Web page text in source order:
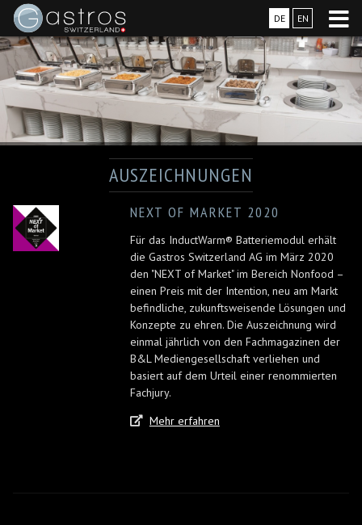
DE EN
AUSZEICHNUNGEN
NEXT OF MARKET 2020
Für das InductWarm® Batteriemodul erhält
die Gastros Switzerland AG im März 2020
den "NEXT of Market" im Bereich Nonfood –
einen Preis mit der Intention, neu am Markt
befindliche, zukunftsweisende Lösungen und
Konzepte zu ehren. Die Auszeichnung wird
einmal jährlich von den Fachmagazinen der
B&L Mediengesellschaft verliehen und
basiert auf dem Urteil einer renommierten
Fachjury.
Mehr erfahren